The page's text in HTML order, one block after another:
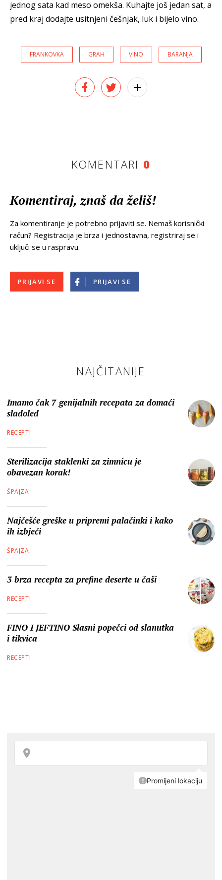
jednog sata kad meso omekša. Kuhajte još jedan sat, a
pred kraj dodajte usitnjeni češnjak, luk i bijelo vino.
FRANKOVKA GRAH VINO BARANJA
KOMENTARI 0
Komentiraj, znaš da želiš!
Za komentiranje je potrebno prijaviti se. Nemaš korisnički
račun? Registracija je brza i jednostavna, registriraj se i
uključi se u raspravu.
PRIJAVI SE PRIJAVI SE
NAJČITANIJE
Imamo čak 7 genijalnih recepata za domaći
sladoled
RECEPTI
Sterilizacija staklenki za zimnicu je
obavezan korak!
ŠPAJZA
Najčešće greške u pripremi palačinki i kako
ih izbjeći
ŠPAJZA
3 brza recepta za prefine deserte u čaši
RECEPTI
FINO I JEFTINO Slasni popečci od slanutka
i tikvica
RECEPTI